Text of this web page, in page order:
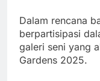
Dalam rencana
berpartisipasi
galeri seni yang
Gardens 2025.